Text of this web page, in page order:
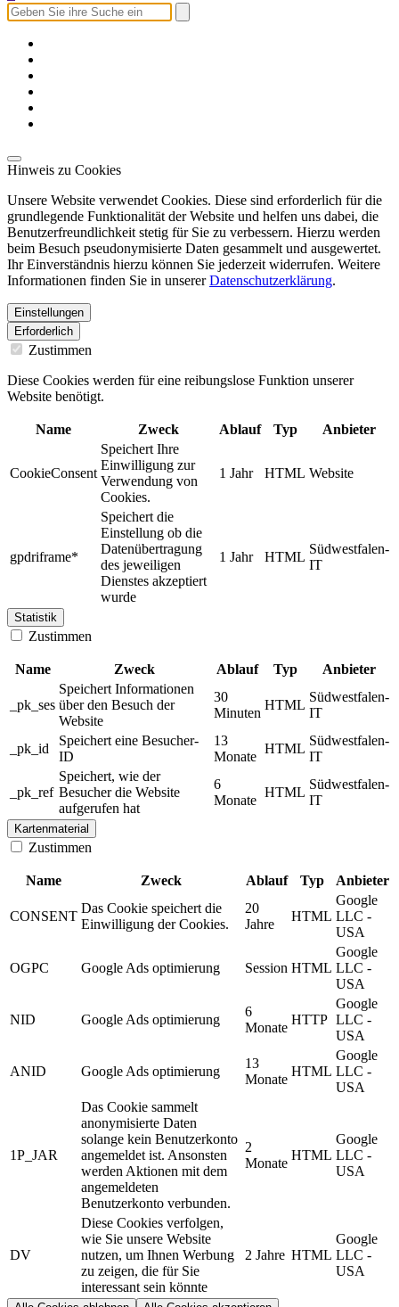
Hinweis zu Cookies
Unsere Website verwendet Cookies. Diese sind erforderlich für die
grundlegende Funktionalität der Website und helfen uns dabei, die
Benutzerfreundlichkeit stetig für Sie zu verbessern. Hierzu werden
beim Besuch pseudonymisierte Daten gesammelt und ausgewertet.
Ihr Einverständnis hierzu können Sie jederzeit widerrufen. Weitere
Informationen finden Sie in unsererDatenschutzerklärung.
Einstellungen
Erforderlich
Zustimmen
Diese Cookies werden für eine reibungslose Funktion unserer
Website benötigt.
Name Zweck Ablauf Typ Anbieter
CookieConsent
Speichert Ihre
Einwilligung zur
Verwendung von
Cookies.
1 Jahr HTML Website
gpdriframe*
Speichert die
Einstellung ob die
Datenübertragung
des jeweiligen
Dienstes akzeptiert
wurde
1 Jahr HTML
Südwestfalen-
IT
Statistik
Zustimmen
Name Zweck Ablauf Typ Anbieter
_pk_ses
Speichert Informationen
über den Besuch der
Website
30
Minuten
HTML
Südwestfalen-
IT
_pk_id
Speichert eine Besucher-
ID
13
Monate
HTML
Südwestfalen-
IT
_pk_ref
Speichert, wie der
Besucher die Website
aufgerufen hat
6
Monate
HTML
Südwestfalen-
IT
Kartenmaterial
Zustimmen
Name Zweck Ablauf Typ Anbieter
CONSENT
Das Cookie speichert die
Einwilligung der Cookies.
20
Jahre
HTML
Google
LLC -
USA
OGPC Google Ads optimierung Session HTML
Google
LLC -
USA
NID Google Ads optimierung
6
Monate
HTTP
Google
LLC -
USA
ANID Google Ads optimierung
13
Monate
HTML
Google
LLC -
USA
1P_JAR
Das Cookie sammelt
anonymisierte Daten
solange kein Benutzerkonto
angemeldet ist. Ansonsten
werden Aktionen mit dem
angemeldeten
Benutzerkonto verbunden.
2
Monate
HTML
Google
LLC -
USA
DV
Diese Cookies verfolgen,
wie Sie unsere Website
nutzen, um Ihnen Werbung
zu zeigen, die für Sie
interessant sein könnte
2 Jahre HTML
Google
LLC -
USA